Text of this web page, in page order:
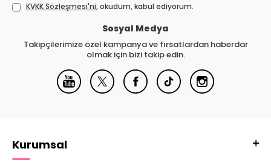
KVKK Sözleşmesi'ni, okudum, kabul ediyorum.
Sosyal Medya
Takipçilerimize özel kampanya ve fırsatlardan haberdar
olmak için bizi takip edin.
Kurumsal